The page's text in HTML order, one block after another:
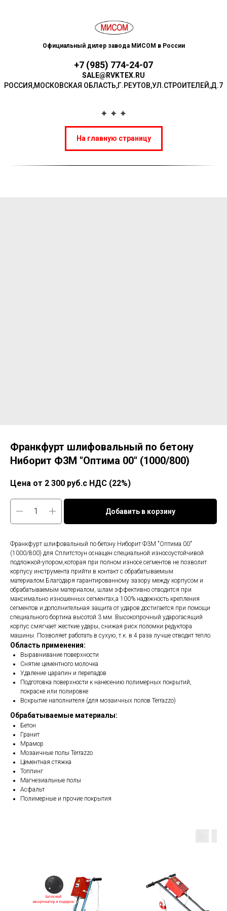
Официальный дилер завода МИСОМ в России
+7 (985) 774-24-07
SALE@RVKTEX.RU
РОССИЯ,МОСКОВСКАЯ ОБЛАСТЬ,Г.РЕУТОВ,УЛ.СТР ОИТЕЛЕЙ,Д.7
На главную страницу
Франкфурт шлифовальный по бетону
Ниборит Ф3М "Оптима 00" (1000/800)
2 300 руб.с НДС (22%)
Добавить в корзину
Франкфурт шлифовальный по бетону Ниборит Ф3М "Оптима 00"
(1000/800) для Сплитстоун оснащен специальной износоустойчивой
подложкой-упором,которая при полном износе сегментов не позволит
корпусу инструмента прийти в контакт с обрабатываемым
материалом.Благодаря гарантированному зазору между корпусом и
обрабатываемым материалом, шлам эффективно отводится при
максимально изношенных сегментах,а 100% надежность крепления
сегментов и дополнительная защита от ударов достигается при помощи
специального бортика высотой 3 мм. Высокопрочный ударогасящий
корпус смягчает жесткие удары, снижая риск поломки редуктора
машины. Позволяет работать в сухую, т.к. в 4 раза лучше отводит тепло.
Область применения:
Выравнивание поверхности
Снятие цементного молочка
Удаление царапин и перепадов
Подготовка поверхности к нанесению полимерных покрытий,
покраске или полировке
Вскрытие наполнителя (для мозаичных полов Terrazzo)
Обрабатываемые материалы:
Бетон
Гранит
Мрамор
Мозаичные полы Terrazzo
Цементная стяжка
Топпинг
Магнезиальные полы
Асфальт
Полимерные и прочие покрытия